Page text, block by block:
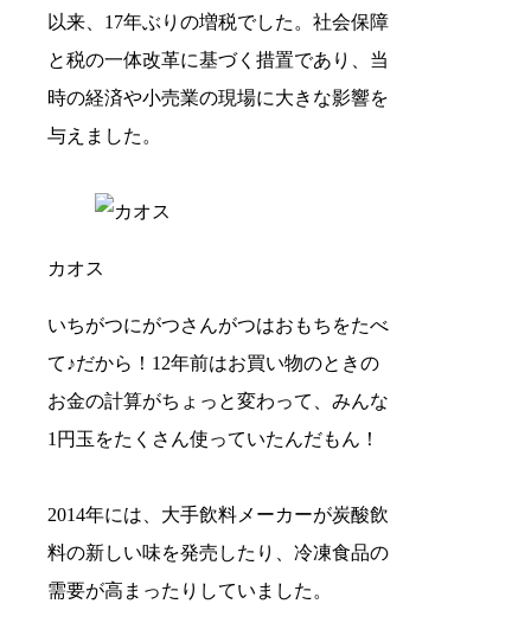
以来、17年ぶりの増税でした。社会保障
と税の一体改革に基づく措置であり、当
時の経済や小売業の現場に大きな影響を
与えました。
カオス
いちがつにがつさんがつはおもちをたべ
て♪だから！12年前はお買い物のときの
お金の計算がちょっと変わって、みんな
1円玉をたくさん使っていたんだもん！
2014年には、大手飲料メーカーが炭酸飲
料の新しい味を発売したり、冷凍食品の
需要が高まったりしていました。